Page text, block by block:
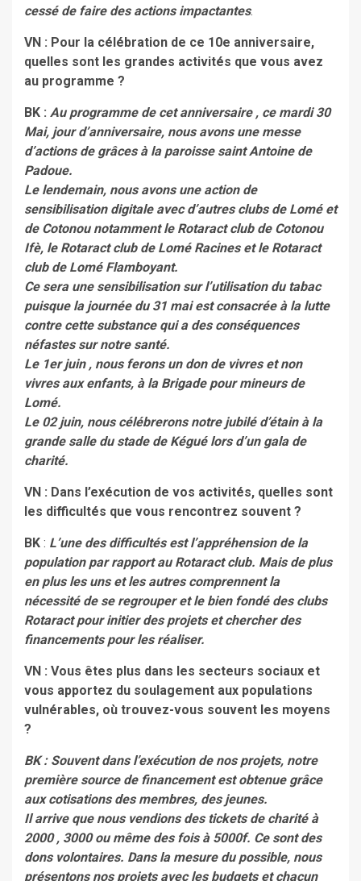
cessé de faire des actions impactantes.
VN : Pour la célébration de ce 10e anniversaire,
quelles sont les grandes activités que vous avez
au programme ?
BK : Au programme de cet anniversaire , ce mardi 30
Mai, jour d’anniversaire, nous avons une messe
d’actions de grâces à la paroisse saint Antoine de
Padoue.
Le lendemain, nous avons une action de
sensibilisation digitale avec d’autres clubs de Lomé et
de Cotonou notamment le Rotaract club de Cotonou
Ifè, le Rotaract club de Lomé Racines et le Rotaract
club de Lomé Flamboyant.
Ce sera une sensibilisation sur l’utilisation du tabac
puisque la journée du 31 mai est consacrée à la lutte
contre cette substance qui a des conséquences
néfastes sur notre santé.
Le 1er juin , nous ferons un don de vivres et non
vivres aux enfants, à la Brigade pour mineurs de
Lomé.
Le 02 juin, nous célébrerons notre jubilé d’étain à la
grande salle du stade de Kégué lors d’un gala de
charité.
VN : Dans l’exécution de vos activités, quelles sont
les difficultés que vous rencontrez souvent ?
BK : L’une des difficultés est l’appréhension de la
population par rapport au Rotaract club. Mais de plus
en plus les uns et les autres comprennent la
nécessité de se regrouper et le bien fondé des clubs
Rotaract pour initier des projets et chercher des
financements pour les réaliser.
VN : Vous êtes plus dans les secteurs sociaux et
vous apportez du soulagement aux populations
vulnérables, où trouvez-vous souvent les moyens
?
BK : Souvent dans l’exécution de nos projets, notre
première source de financement est obtenue grâce
aux cotisations des membres, des jeunes.
Il arrive que nous vendions des tickets de charité à
2000 , 3000 ou même des fois à 5000f. Ce sont des
dons volontaires. Dans la mesure du possible, nous
présentons nos projets avec les budgets et chacun